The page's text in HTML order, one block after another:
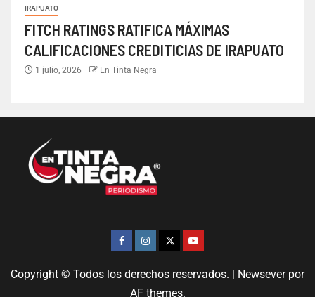
IRAPUATO
FITCH RATINGS RATIFICA MÁXIMAS
CALIFICACIONES CREDITICIAS DE IRAPUATO
1 julio, 2026 En Tinta Negra
Copyright © Todos los derechos reservados. | Newseverpor
AF themes.